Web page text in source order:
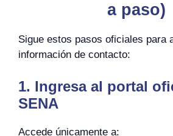
a paso)
Sigue estos pasos oficiales para
información de contacto:
1. Ingresa al portal
SENA
Accede únicamente a: